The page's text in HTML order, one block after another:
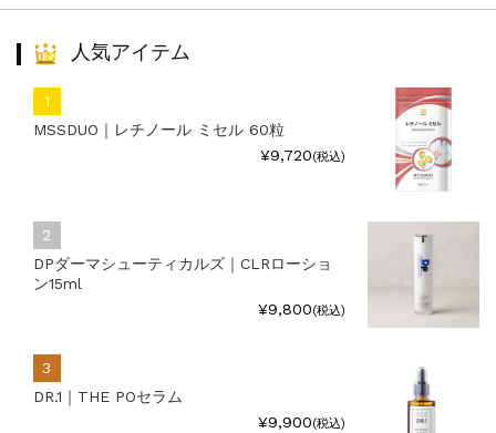
人気アイテム
MSSDUO｜レチノール ミセル 60粒
¥9,720(税込)
DPダーマシューティカルズ｜CLRローショ
ン15ml
¥9,800(税込)
DR.1｜THE POセラム
¥9,900(税込)